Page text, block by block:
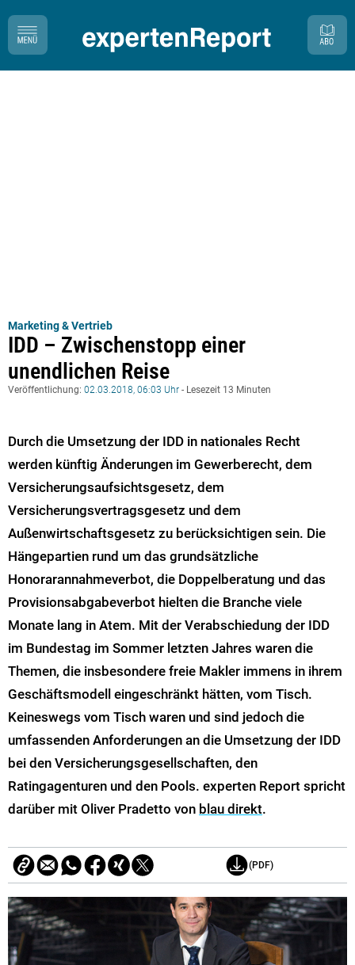
Marketing & Vertrieb
IDD – Zwischenstopp einer
unendlichen Reise
Veröffentlichung: 02.03.2018, 06:03 Uhr - Lesezeit 13 Minuten
Durch die Umsetzung der IDD in nationales Recht
werden künftig Änderungen im Gewerberecht, dem
Versicherungsaufsichtsgesetz, dem
Versicherungsvertragsgesetz und dem
Außenwirtschaftsgesetz zu berücksichtigen sein. Die
Hängepartien rund um das grundsätzliche
Honorarannahmeverbot, die Doppelberatung und das
Provisionsabgabeverbot hielten die Branche viele
Monate lang in Atem. Mit der Verabschiedung der IDD
im Bundestag im Sommer letzten Jahres waren die
Themen, die insbesondere freie Makler immens in ihrem
Geschäftsmodell eingeschränkt hätten, vom Tisch.
Keineswegs vom Tisch waren und sind jedoch die
umfassenden Anforderungen an die Umsetzung der IDD
bei den Versicherungsgesellschaften, den
Ratingagenturen und den Pools. experten Report spricht
darüber mit Oliver Pradetto von blau direkt.
(PDF)